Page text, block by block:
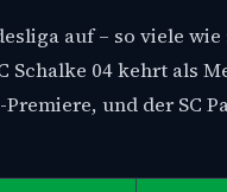
auf – so viele
04 kehrt als
und der SC